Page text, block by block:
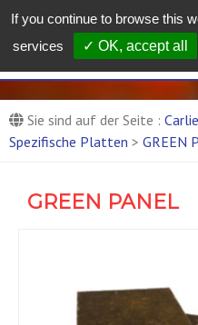
Carlier
Entreprise
pièces
Composite-Teile-
Sie sind auf der Seite :
Spezifische Platten > GREEN
GREEN PANEL
If you continue to browse this
services
✓ OK, accept all